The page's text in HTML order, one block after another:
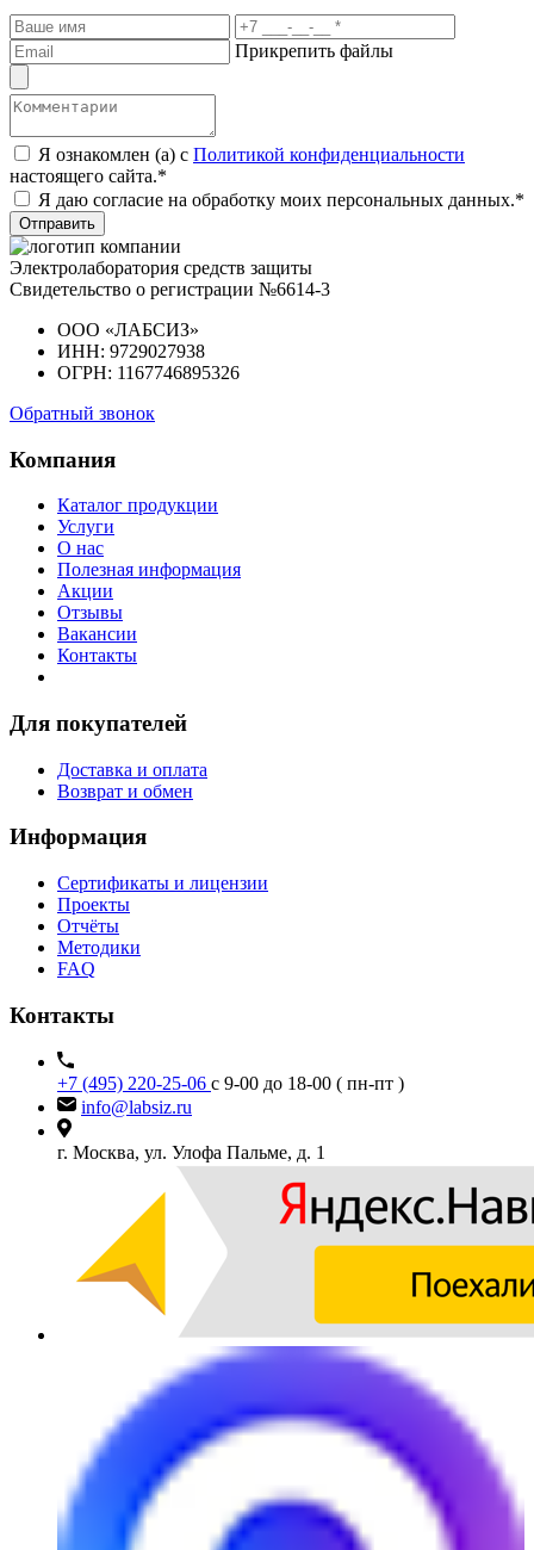
Прикрепить файлы
Я ознакомлен (а) с Политикой конфиденциальности
настоящего сайта.*
Я даю согласие на обработку моих персональных данных.*
Отправить
Электролаборатория средств защиты
Свидетельство о регистрации №6614-3
ООО «ЛАБСИЗ»
ИНН: 9729027938
ОГРН: 1167746895326
Обратный звонок
Компания
Каталог продукции
Услуги
О нас
Полезная информация
Акции
Отзывы
Вакансии
Контакты
Для покупателей
Доставка и оплата
Возврат и обмен
Информация
Сертификаты и лицензии
Проекты
Отчёты
Методики
FAQ
Контакты
+7 (495) 220-25-06 с 9-00 до 18-00 ( пн-пт )
info@labsiz.ru
г. Москва, ул. Улофа Пальме, д. 1